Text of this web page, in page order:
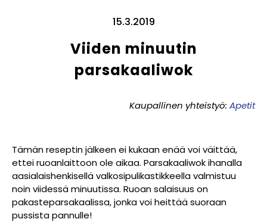
15.3.2019
Viiden minuutin
parsakaaliwok
Kaupallinen yhteistyö: Apetit
Tämän reseptin jälkeen ei kukaan enää voi väittää,
ettei ruoanlaittoon ole aikaa. Parsakaaliwok ihanalla
aasialaishenkisellä valkosipulikastikkeella valmistuu
noin viidessä minuutissa. Ruoan salaisuus on
pakasteparsakaalissa, jonka voi heittää suoraan
pussista pannulle!